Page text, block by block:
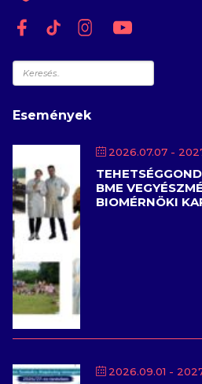
Keresés
Események
2026.07.07 -
BME
BIOMÉRNÖKI
2026.09.01 -